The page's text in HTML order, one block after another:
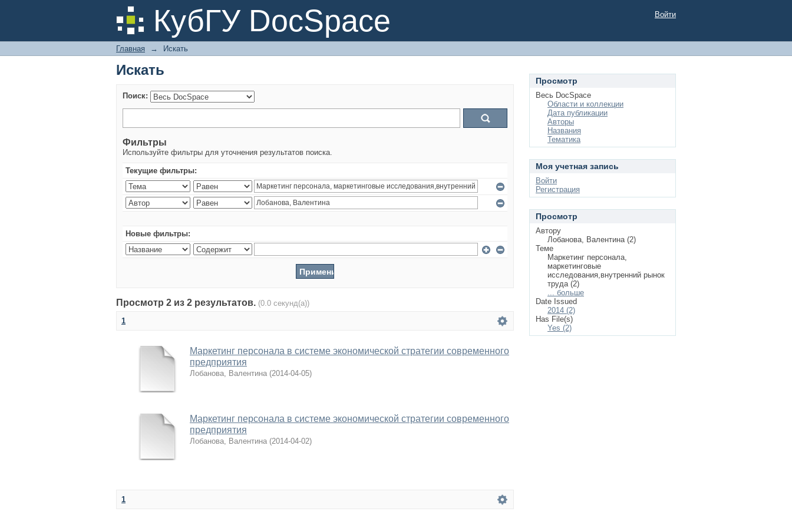
КубГУ DocSpace
Искать Войти
Главная → Искать
Искать
Поиск:
Фильтры
Используйте фильтры для уточнения результатов поиска.
Текущие фильтры:
Новые фильтры:
Просмотр 2 из 2 результатов. (0.0 секунд(а))
1
Маркетинг персонала в системе экономической стратегии современного
предприятия
Лобанова, Валентина (2014-04-05)
Маркетинг персонала в системе экономической стратегии современного
предприятия
Лобанова, Валентина (2014-04-02)
1
Просмотр
Весь DocSpace
Области и коллекции
Дата публикации
Авторы
Названия
Тематика
Моя учетная запись
Войти
Регистрация
Просмотр
Автору
Лобанова, Валентина (2)
Теме
Маркетинг персонала,
маркетинговые
исследования,внутренний рынок
труда (2)
... больше
Date Issued
2014 (2)
Has File(s)
Yes (2)